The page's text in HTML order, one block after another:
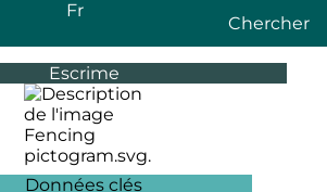
Fr
Chercher
Escrime
Données clés